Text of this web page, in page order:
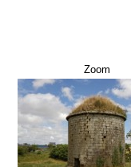
Zoom